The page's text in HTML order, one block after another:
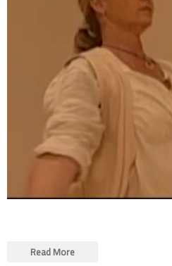
Read More